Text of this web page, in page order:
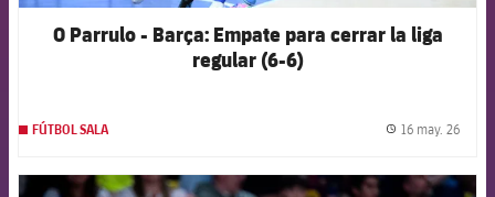
O Parrulo - Barça: Empate para cerrar la liga
regular (6-6)
FÚTBOL SALA 16 may. 26
FCB Barcelona badge